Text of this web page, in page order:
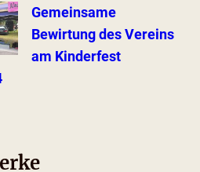
Gemeinsame
Bewirtung des Vereins
am Kinderfest